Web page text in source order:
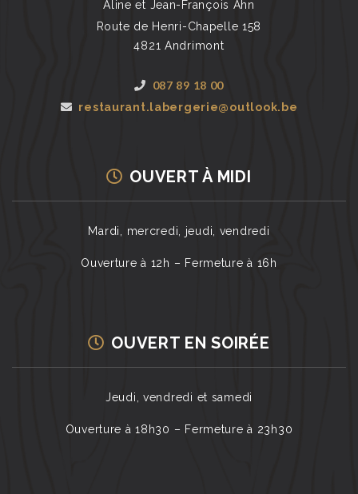
Aline et Jean-François Ahn
Route de Henri-Chapelle 158
4821 Andrimont
087 89 18 00
restaurant.labergerie@outlook.be
OUVERT À MIDI
Mardi, mercredi, jeudi, vendredi
Ouverture à 12h – Fermeture à 16h
OUVERT EN SOIRÉE
Jeudi, vendredi et samedi
Ouverture à 18h30 – Fermeture à 23h30